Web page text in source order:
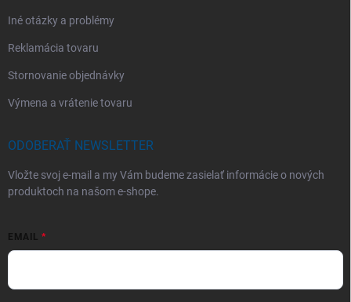
Iné otázky a problémy
Reklamácia tovaru
Stornovanie objednávky
Výmena a vrátenie tovaru
ODOBERAŤ NEWSLETTER
Vložte svoj e-mail a my Vám budeme zasielať informácie o nových
produktoch na našom e-shope.
EMAIL